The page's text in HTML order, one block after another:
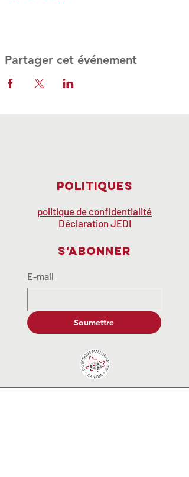
Partager cet événement
Politiques
politique de confidentialité
Déclaration JEDI
S'abonner
E-mail
Soumettre